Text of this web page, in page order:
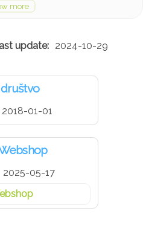
2024-10-29
2018-01-01
2025-05-17